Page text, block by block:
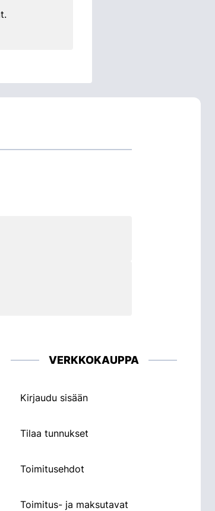
VERKKOKAUPPA
Kirjaudu sisään
Tilaa tunnukset
Toimitusehdot
Toimitus- ja maksutavat